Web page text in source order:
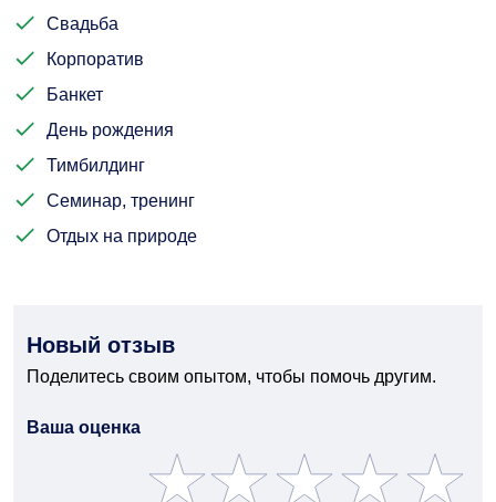
Свадьба
Корпоратив
Банкет
День рождения
Тимбилдинг
Семинар, тренинг
Отдых на природе
Новый отзыв
Поделитесь своим опытом, чтобы помочь другим.
Ваша оценка